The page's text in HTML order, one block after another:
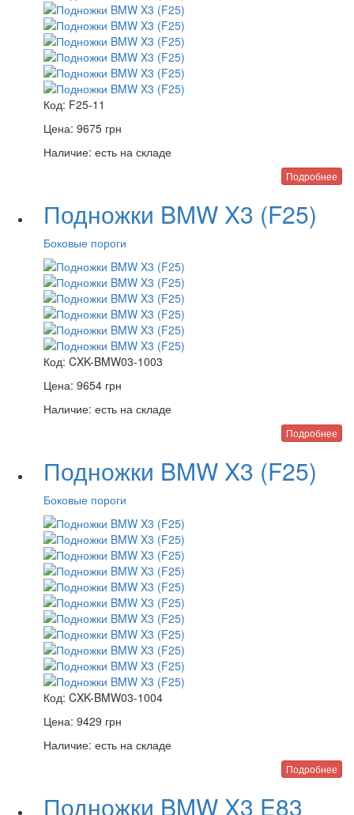
Код: F25-11
Цена: 9675 грн
Наличие: есть на складе
Подробнее
Подножки BMW X3 (F25)
Боковые пороги
Код: CXK-BMW03-1003
Цена: 9654 грн
Наличие: есть на складе
Подробнее
Подножки BMW X3 (F25)
Боковые пороги
Код: CXK-BMW03-1004
Цена: 9429 грн
Наличие: есть на складе
Подробнее
Подножки BMW X3 E83